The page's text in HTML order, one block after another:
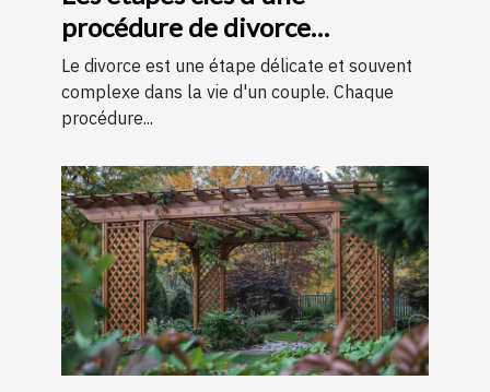
procédure de divorce
expliquées simplement
Le divorce est une étape délicate et souvent
complexe dans la vie d'un couple. Chaque
procédure...